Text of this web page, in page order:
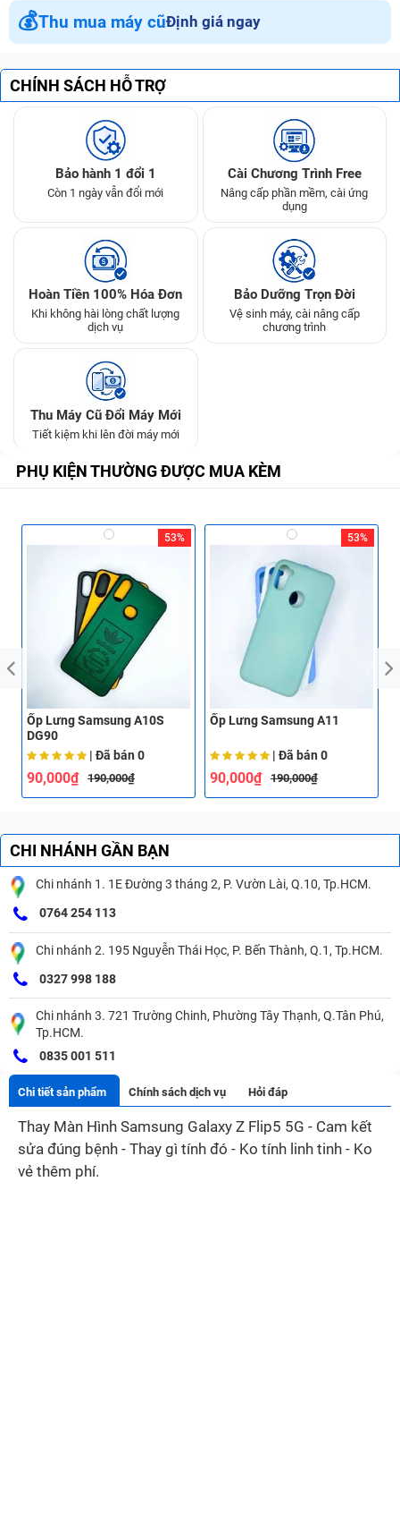
💰Thu mua máy cũĐịnh giá ngay
CHÍNH SÁCH HỖ TRỢ
Bảo hành 1 đổi 1
Còn 1 ngày vẫn đổi mới
Cài Chương Trình Free
Nâng cấp phần mềm, cài ứng
dụng
Hoàn Tiền 100% Hóa Đơn
Khi không hài lòng chất lượng
dịch vụ
Bảo Dưỡng Trọn Đời
Vệ sinh máy, cài nâng cấp
chương trình
Thu Máy Cũ Đổi Máy Mới
Tiết kiệm khi lên đời máy mới
PHỤ KIỆN THƯỜNG ĐƯỢC MUA KÈM
53%
Ốp Lưng Samsung A10S
DG90
| Đã bán 0
90,000₫ 190,000₫
53%
Ốp Lưng Samsung A11
| Đã bán 0
90,000₫ 190,000₫
CHI NHÁNH GẦN BẠN
Chi nhánh 1. 1E Đường 3 tháng 2, P. Vườn Lài, Q.10, Tp.HCM.
0764 254 113
Chi nhánh 2. 195 Nguyễn Thái Học, P. Bến Thành, Q.1, Tp.HCM.
0327 998 188
Chi nhánh 3. 721 Trường Chinh, Phường Tây Thạnh, Q.Tân Phú,
Tp.HCM.
0835 001 511
Chi tiết sản phẩm Chính sách dịch vụ Hỏi đáp
Thay Màn Hình Samsung Galaxy Z Flip5 5G - Cam kết
sửa đúng bệnh - Thay gì tính đó - Ko tính linh tinh - Ko
vẻ thêm phí.